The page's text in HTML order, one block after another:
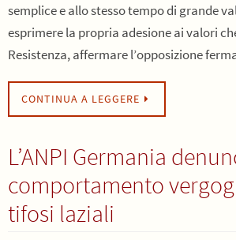
semplice e allo stesso tempo di grande
esprimere la propria adesione ai valori
Resistenza, affermare l’opposizione
CONTINUA A LEGGERE
L’ANPI Germania
comportamento
tifosi laziali